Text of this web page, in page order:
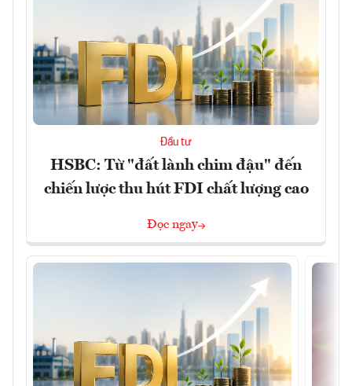
Đầu tư
HSBC: Từ "đất lành chim đậu" đến
chiến lược thu hút FDI chất lượng cao
Đọc ngay